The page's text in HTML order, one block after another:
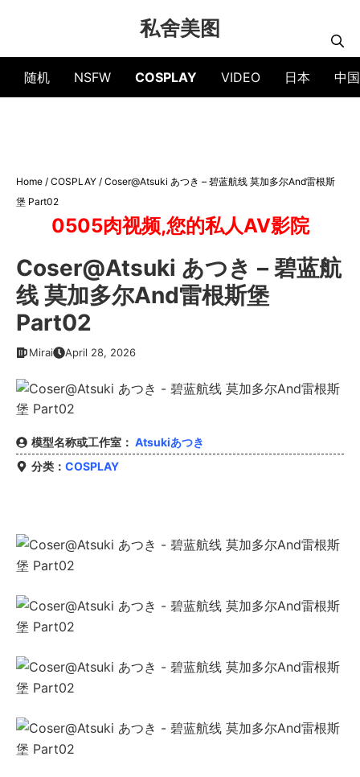
私舍美图
随机 NSFW COSPLAY VIDEO 日本 中国
Home / COSPLAY / Coser@Atsuki あつき – 碧蓝航线 莫加多尔And雷根斯
堡 Part02
0505肉视频,您的私人AV影院
Coser@Atsuki あつき – 碧蓝航
线 莫加多尔And雷根斯堡
Part02
Mirai April 28, 2026
模型名称或工作室： Atsukiあつき
分类： COSPLAY